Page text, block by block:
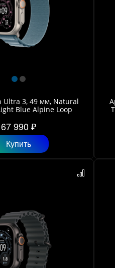
Ultra 3, 49 мм, Natural
Blue Alpine Loop
67 990 ₽
Купить